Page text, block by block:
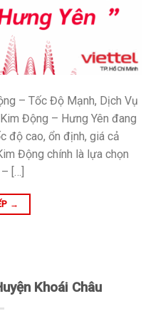
– Tốc Độ Mạnh, Dịch Vụ
Động – Hưng Yên đang
độ cao, ổn định, giá cả
Động chính là lựa chọn
[…]
→
Khoái Châu